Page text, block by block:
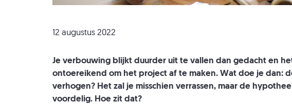
12 augustus 2022
Je verbouwing blijkt duurder uit te vallen dan gedacht en
ontoereikend om het project af te maken. Wat doe je dan:
verhogen? Het zal je misschien verrassen, maar de
voordelig. Hoe zit dat?